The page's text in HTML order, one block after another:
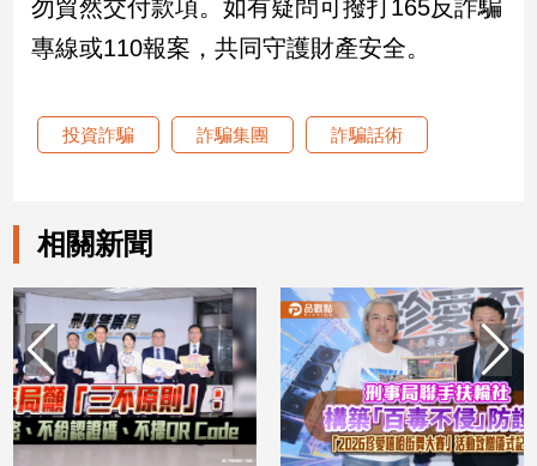
台
灣
觀
娛
聞
流
行/
時
尚
勿貿然交付款項。如有疑問可撥打165反詐騙
專線或110報案，共同守護財產安全。
投資詐騙 詐騙集團 詐騙話術
相關新聞